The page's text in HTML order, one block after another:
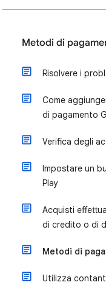
Metodi di
Risolvere i
Come
di pagamento
Verifica degli
Impostare un
Play
Acquisti
di credito o di
Metodi di
Utilizza